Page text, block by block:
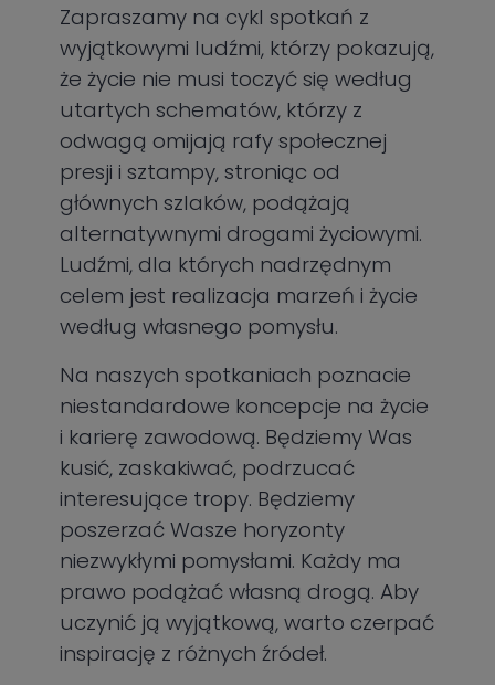
Zapraszamy na cykl spotkań z
wyjątkowymi ludźmi, którzy pokazują,
że życie nie musi toczyć się według
utartych schematów, którzy z
odwagą omijają rafy społecznej
presji i sztampy, stroniąc od
głównych szlaków, podążają
alternatywnymi drogami życiowymi.
Ludźmi, dla których nadrzędnym
celem jest realizacja marzeń i życie
według własnego pomysłu.
Na naszych spotkaniach poznacie
niestandardowe koncepcje na życie
i karierę zawodową. Będziemy Was
kusić, zaskakiwać, podrzucać
interesujące tropy. Będziemy
poszerzać Wasze horyzonty
niezwykłymi pomysłami. Każdy ma
prawo podążać własną drogą. Aby
uczynić ją wyjątkową, warto czerpać
inspirację z różnych źródeł.